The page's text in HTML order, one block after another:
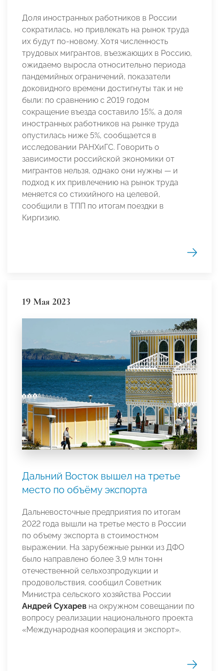
Доля иностранных работников в России
сократилась, но привлекать на рынок труда
их будут по-новому. Хотя численность
трудовых мигрантов, въезжающих в Россию,
ожидаемо выросла относительно периода
пандемийных ограничений, показатели
доковидного времени достигнуты так и не
были: по сравнению с 2019 годом
сокращение въезда составило 15%, а доля
иностранных работников на рынке труда
опустилась ниже 5%, сообщается в
исследовании РАНХиГС. Говорить о
зависимости российской экономики от
мигрантов нельзя, однако они нужны — и
подход к их привлечению на рынок труда
меняется со стихийного на целевой,
сообщили в ТПП по итогам поездки в
Киргизию.
19 Мая 2023
Дальний Восток вышел на третье
место по объёму экспорта
Дальневосточные предприятия по итогам
2022 года вышли на третье место в России
по объему экспорта в стоимостном
выражении. На зарубежные рынки из ДФО
было направлено более 3,9 млн тонн
отечественной сельхозпродукции и
продовольствия, сообщил Советник
Министра сельского хозяйства России
Андрей Сухарев на окружном совещании по
вопросу реализации национального проекта
«Международная кооперация и экспорт».